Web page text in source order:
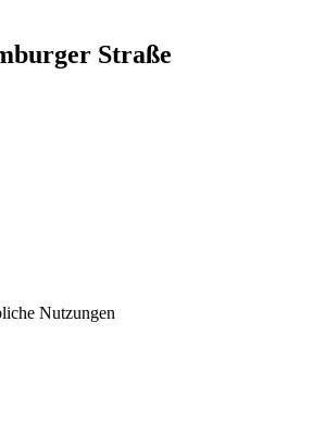
Straße
Nutzungen